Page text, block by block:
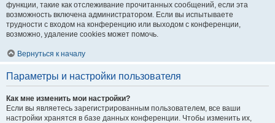
функции, такие как отслеживание прочитанных сообщений, если эта
возможность включена администратором. Если вы испытываете
трудности с входом на конференцию или выходом с конференции,
возможно, удаление cookies может помочь.
Вернуться к началу
Параметры и настройки пользователя
Как мне изменить мои настройки?
Если вы являетесь зарегистрированным пользователем, все ваши
настройки хранятся в базе данных конференции. Чтобы изменить их,